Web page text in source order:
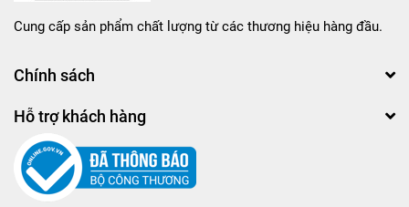
Cung cấp sản phẩm chất lượng từ các thương hiệu hàng đầu.
Chính sách
Hỗ trợ khách hàng